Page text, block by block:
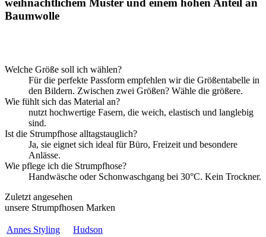
weihnachtlichem Muster und einem hohen Anteil an
Baumwolle
Welche Größe soll ich wählen?
Für die perfekte Passform empfehlen wir die Größentabelle in
den Bildern. Zwischen zwei Größen? Wähle die größere.
Wie fühlt sich das Material an?
nutzt hochwertige Fasern, die weich, elastisch und langlebig
sind.
Ist die Strumpfhose alltagstauglich?
Ja, sie eignet sich ideal für Büro, Freizeit und besondere
Anlässe.
Wie pflege ich die Strumpfhose?
Handwäsche oder Schonwaschgang bei 30°C. Kein Trockner.
Zuletzt angesehen
unsere Strumpfhosen Marken
Annes Styling
Hudson